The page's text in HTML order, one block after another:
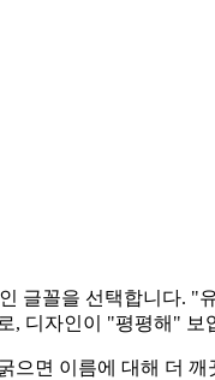
글꼴을 선택합니다. "
, 디자인이 "평평해" 보
면 이름에 대해 더 깨